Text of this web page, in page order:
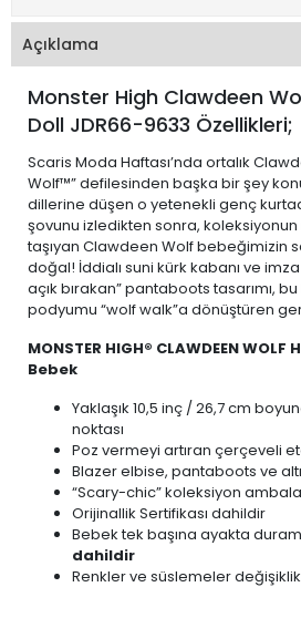
Açıklama
Monster High Clawdeen
Doll JDR66-9633 Özellikleri;
Scaris Moda Haftası’nda ortalık
Wolf™” defilesinden başka bir şey
dillerine düşen o yetenekli genç
şovunu izledikten sonra,
taşıyan Clawdeen Wolf bebeğimizin
doğal! İddialı suni kürk kabanı ve imza
açık bırakan” pantaboots tasarımı,
podyumu “wolf walk”a dönüştüren
MONSTER HIGH® CLAWDEEN WOLF
Bebek
Yaklaşık 10,5 inç / 26,7 cm
noktası
Poz vermeyi artıran çerçeveli
Blazer elbise, pantaboots ve
“Scary-chic” koleksiyon
Orijinallik Sertifikası dahildir
Bebek tek başına ayakta
dahildir
Renkler ve süslemeler